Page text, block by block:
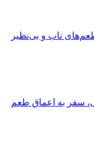
ناب و بی‌نظیر
سفر به اعماق طعم